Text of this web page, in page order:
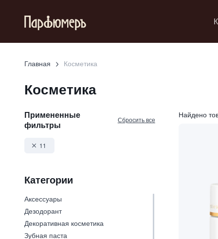
Главная Косметика
Косметика
Найдено
Примененные
фильтры
Сбросить все
11
Категории
Аксессуары
Дезодорант
Декоративная косметика
Зубная паста